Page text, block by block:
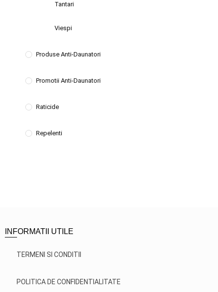
Tantari
Viespi
Produse Anti-Daunatori
Promotii Anti-Daunatori
Raticide
Repelenti
INFORMATII UTILE
TERMENI SI CONDITII
POLITICA DE CONFIDENTIALITATE